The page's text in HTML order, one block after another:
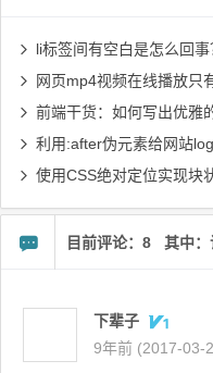
li标签间有空白是怎么回
网页mp4视频在线播放只
前端干货：如何写出优雅
利用:after伪元素给网站
使用CSS绝对定位实现块
目前评论：8 其中
下辈子
9年前 (2017-03-